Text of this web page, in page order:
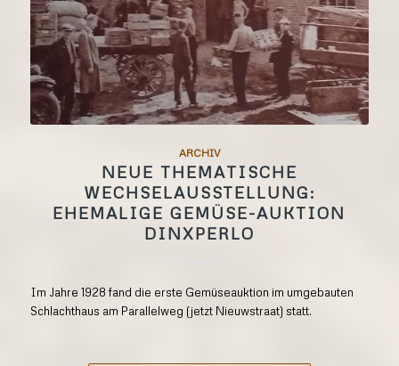
ARCHIV
NEUE THEMATISCHE
WECHSELAUSSTELLUNG:
EHEMALIGE GEMÜSE-AUKTION
DINXPERLO
Im Jahre 1928 fand die erste Gemüseauktion im umgebauten
Schlachthaus am Parallelweg (jetzt Nieuwstraat) statt.